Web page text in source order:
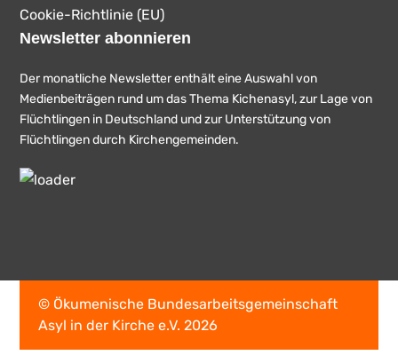
Cookie-Richtlinie (EU)
Newsletter abonnieren
Der monatliche Newsletter enthält eine Auswahl von
Medienbeiträgen rund um das Thema Kichenasyl, zur Lage von
Flüchtlingen in Deutschland und zur Unterstützung von
Flüchtlingen durch Kirchengemeinden.
© Ökumenische Bundesarbeitsgemeinschaft
Asyl in der Kirche e.V. 2026